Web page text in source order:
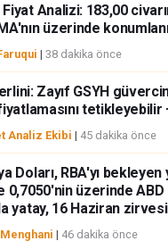
Fiyat Analizi: 183,00
üzerinde
| 38 dakika önce
Zayıf GSYH
tetikleyebilir
Analiz Ekibi | 45 dakika önce
Doları, RBA'yı bekleyen
0,7050'nin üzerinde ABD
yatay, 16 Haziran
| 46 dakika önce